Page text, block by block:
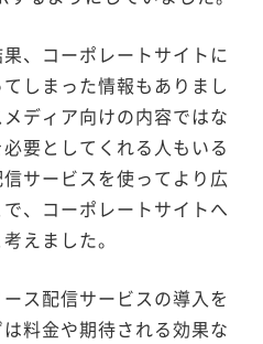
、コーポレートサイトに
しまった情報もありまし
ディア向けの内容ではな
要としてくれる人もいる
サービスを使ってより広
、コーポレートサイトへ
えました。
ス配信サービスの導入を
料金や期待される効果な